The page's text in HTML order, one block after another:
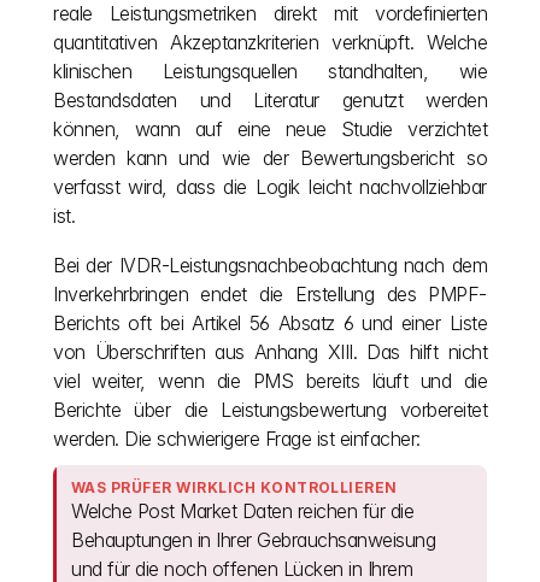
reale Leistungsmetriken direkt mit vordefinierten
quantitativen Akzeptanzkriterien verknüpft. Welche
klinischen Leistungsquellen standhalten, wie
Bestandsdaten und Literatur genutzt werden
können, wann auf eine neue Studie verzichtet
werden kann und wie der Bewertungsbericht so
verfasst wird, dass die Logik leicht nachvollziehbar
ist.
Bei der IVDR-Leistungsnachbeobachtung nach dem
Inverkehrbringen endet die Erstellung des PMPF-
Berichts oft bei Artikel 56 Absatz 6 und einer Liste
von Überschriften aus Anhang XIII. Das hilft nicht
viel weiter, wenn die PMS bereits läuft und die
Berichte über die Leistungsbewertung vorbereitet
werden. Die schwierigere Frage ist einfacher:
WAS PRÜFER WIRKLICH KONTROLLIEREN
Welche Post Market Daten reichen für die
Behauptungen in Ihrer Gebrauchsanweisung
und für die noch offenen Lücken in Ihrem